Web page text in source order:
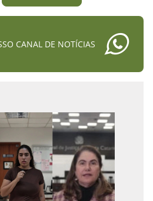
CANAL DE NOTÍCIAS